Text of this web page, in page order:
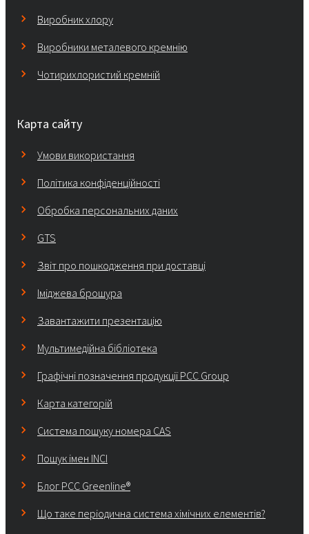
Виробник хлору
Виробники металевого кремнію
Чотирихлористий кремній
Карта сайту
Умови використання
Політика конфіденційності
Обробка персональних даних
GTS
Звіт про пошкодження при доставці
Іміджева брошура
Завантажити презентацію
Мультимедійна бібліотека
Графічні позначення продукції PCC Group
Карта категорій
Система пошуку номера CAS
Пошук імен INCI
Блог PCC Greenline®
Що таке періодична система хімічних елементів?